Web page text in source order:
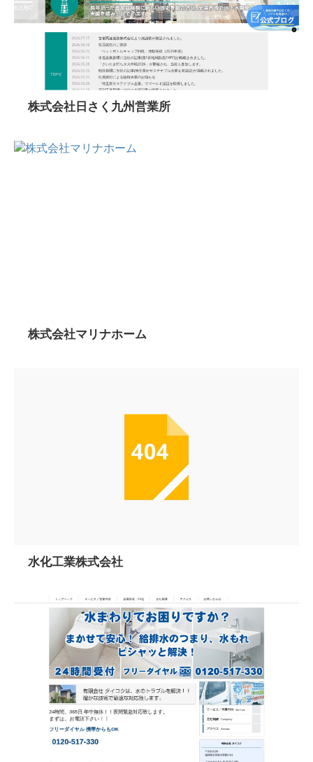
株式会社日さく九州営業所
株式会社マリナホーム
水化工業株式会社